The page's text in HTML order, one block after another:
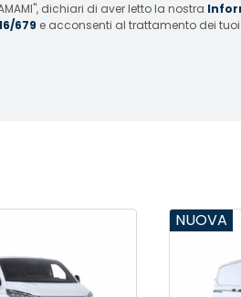
dichiari di aver letto la nostra
679 e acconsenti al trattamento dei